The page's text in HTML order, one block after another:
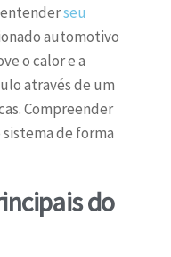
seu
automotivo
o calor e a
através de um
Compreender
sistema de forma
do